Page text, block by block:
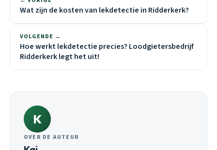
Wat zijn de kosten van lekdetectie in Ridderkerk?
VOLGENDE →
Hoe werkt lekdetectie precies? Loodgietersbedrijf
Ridderkerk legt het uit!
K
OVER DE AUTEUR